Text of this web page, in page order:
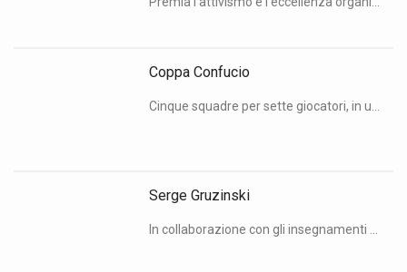
Coppa Confucio
Serge Gruzinski
In collaborazione con gli insegnamenti di Culture ispanofone e Storia della Spagna e dell’America Latina , l’Istituto Confucio dell’Università degli Studi di Milano è lieto di presentare la conferenza “Cina e Americhe nella mondializzazione iberica“, in programma venerdì 30 aprile alle 12.30 nell’aula T8 del Polo di Mediazione interculturale e comunicazione (Sesto San Giovanni). Serge […]